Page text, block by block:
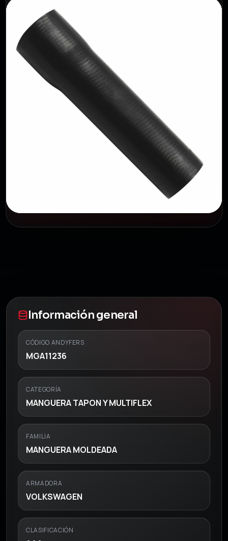
Información general
CÓDIGO ANDYFERS
MGA11236
CATEGORÍA
MANGUERA TAPON Y MULTIFLEX
FAMILIA
MANGUERA MOLDEADA
ARMADORA
VOLKSWAGEN
CLASIFICACIÓN